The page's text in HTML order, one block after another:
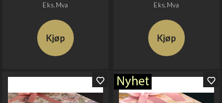
Eks.Mva
Kjøp
Eks.Mva
Kjøp